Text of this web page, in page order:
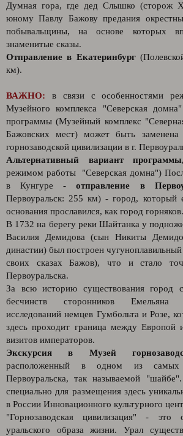
Думная гора, где дед Слышко (сторож
юному Павлу Бажову предания
побывальщины, на основе которых
знаменитые сказы.
Отправление в Екатеринбург
км).
ВАЖНО: в связи с особенностями
Музейного комплекса "Северская
программы (Музейный комплекс
Бажовских мест) может быть
горнозаводской цивилизации в г.
Альтернативный вариант программы,
режимом работы "Северская домна")
в Кунгуре -отправление в
Первоуральск: 255 км) - город, который
основания прославился, как город горняков.
В 1732 на берегу реки Шайтанка у
Василия Демидова (сын Никиты
династии) был построен
своих сказах Бажов), что и стало
Первоуральска.
За всю историю существования город
бесчинств сторонников Емельяна
исследований немцев Гумбольта и Розе,
здесь проходит граница между Европой
визитов императоров.
Экскурсия в Музей
расположенный в одном из самых
Первоуральска, так называемой
специально для размещения здесь
в России Инновационного культурного
"Горнозаводская цивилизация" - это
уральского образа жизни. Урал